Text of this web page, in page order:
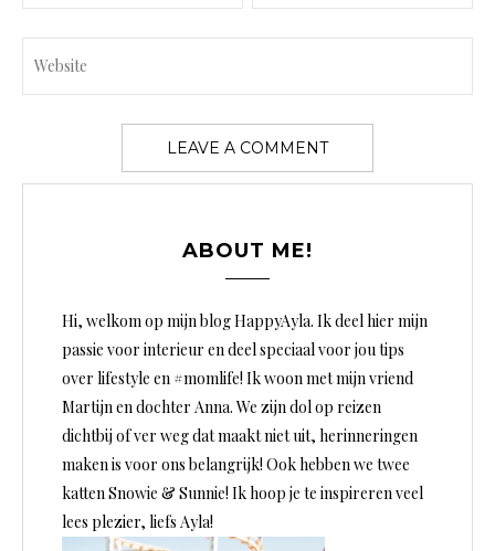
ABOUT ME!
Hi, welkom op mijn blog HappyAyla. Ik deel hier mijn
passie voor interieur en deel speciaal voor jou tips
over lifestyle en #momlife! Ik woon met mijn vriend
Martijn en dochter Anna. We zijn dol op reizen
dichtbij of ver weg dat maakt niet uit, herinneringen
maken is voor ons belangrijk! Ook hebben we twee
katten Snowie & Sunnie! Ik hoop je te inspireren veel
lees plezier, liefs Ayla!